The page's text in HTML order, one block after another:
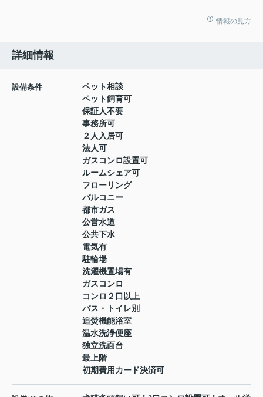
情報の見方
詳細情報
設備条件
ペット相談
ペット飼育可
保証人不要
事務所可
２人入居可
法人可
ガスコンロ設置可
ルームシェア可
フローリング
バルコニー
都市ガス
公営水道
公共下水
電気有
駐輪場
洗濯機置場有
ガスコンロ
コンロ２口以上
バス・トイレ別
追焚機能浴室
温水洗浄便座
独立洗面台
最上階
初期費用カード決済可